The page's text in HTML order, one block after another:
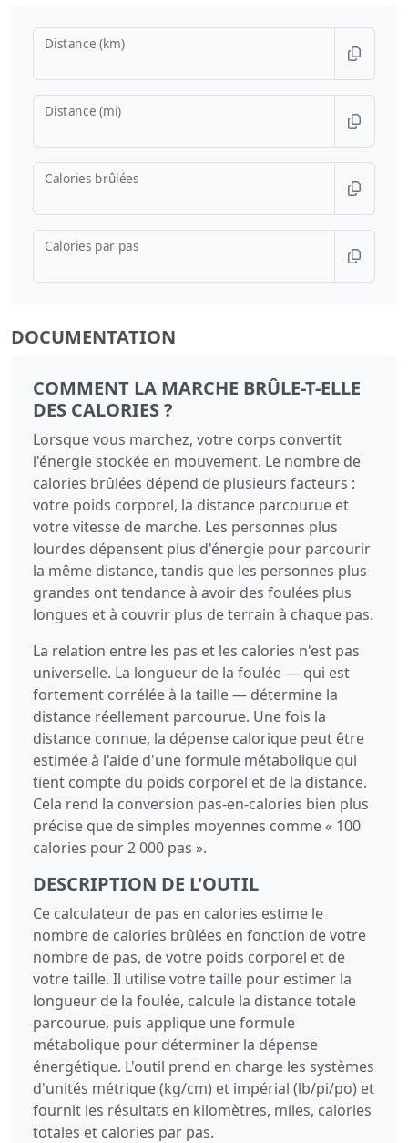
Distance (km)
Distance (mi)
Calories brûlées
Calories par pas
DOCUMENTATION
COMMENT LA MARCHE BRÛLE-T-ELLE
DES CALORIES ?
Lorsque vous marchez, votre corps convertit
l'énergie stockée en mouvement. Le nombre de
calories brûlées dépend de plusieurs facteurs :
votre poids corporel, la distance parcourue et
votre vitesse de marche. Les personnes plus
lourdes dépensent plus d'énergie pour parcourir
la même distance, tandis que les personnes plus
grandes ont tendance à avoir des foulées plus
longues et à couvrir plus de terrain à chaque pas.
La relation entre les pas et les calories n'est pas
universelle. La longueur de la foulée — qui est
fortement corrélée à la taille — détermine la
distance réellement parcourue. Une fois la
distance connue, la dépense calorique peut être
estimée à l'aide d'une formule métabolique qui
tient compte du poids corporel et de la distance.
Cela rend la conversion pas-en-calories bien plus
précise que de simples moyennes comme « 100
calories pour 2 000 pas ».
DESCRIPTION DE L'OUTIL
Ce calculateur de pas en calories estime le
nombre de calories brûlées en fonction de votre
nombre de pas, de votre poids corporel et de
votre taille. Il utilise votre taille pour estimer la
longueur de la foulée, calcule la distance totale
parcourue, puis applique une formule
métabolique pour déterminer la dépense
énergétique. L'outil prend en charge les systèmes
d'unités métrique (kg/cm) et impérial (lb/pi/po) et
fournit les résultats en kilomètres, miles, calories
totales et calories par pas.